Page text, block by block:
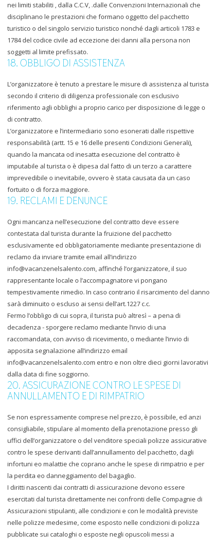
nei limiti stabiliti , dalla C.C.V, .dalle Convenzioni Internazionali che
disciplinano le prestazioni che formano oggetto del pacchetto
turistico o del singolo servizio turistico nonché dagli articoli 1783 e
1784 del codice civile ad eccezione dei danni alla persona non
soggetti al limite prefissato.
18. OBBLIGO DI ASSISTENZA
L’organizzatore è tenuto a prestare le misure di assistenza al turista
secondo il criterio di diligenza professionale con esclusivo
riferimento agli obblighi a proprio carico per disposizione di legge o
di contratto.
L’organizzatore e l’intermediario sono esonerati dalle rispettive
responsabilità (artt. 15 e 16 delle presenti Condizioni Generali),
quando la mancata od inesatta esecuzione del contratto è
imputabile al turista o è dipesa dal fatto di un terzo a carattere
imprevedibile o inevitabile, ovvero è stata causata da un caso
fortuito o di forza maggiore.
19. RECLAMI E DENUNCE
Ogni mancanza nell’esecuzione del contratto deve essere
contestata dal turista durante la fruizione del pacchetto
esclusivamente ed obbligatoriamente mediante presentazione di
reclamo da inviare tramite email all’indirizzo
info@vacanzenelsalento.com, affinché l’organizzatore, il suo
rappresentante locale o l’accompagnatore vi pongano
tempestivamente rimedio. In caso contrario il risarcimento del danno
sarà diminuito o escluso ai sensi dell’art.1227 c.c.
Fermo l’obbligo di cui sopra, il turista può altresì – a pena di
decadenza - sporgere reclamo mediante l’invio di una
raccomandata, con avviso di ricevimento, o mediante l’invio di
apposita segnalazione all’indirizzo email
info@vacanzenelsalento.com entro e non oltre dieci giorni lavorativi
dalla data di fine soggiorno.
20. ASSICURAZIONE CONTRO LE SPESE DI
ANNULLAMENTO E DI RIMPATRIO
Se non espressamente comprese nel prezzo, è possibile, ed anzi
consigliabile, stipulare al momento della prenotazione presso gli
uffici dell’organizzatore o del venditore speciali polizze assicurative
contro le spese derivanti dall’annullamento del pacchetto, dagli
infortuni eo malattie che coprano anche le spese di rimpatrio e per
la perdita eo danneggiamento del bagaglio.
I diritti nascenti dai contratti di assicurazione devono essere
esercitati dal turista direttamente nei confronti delle Compagnie di
Assicurazioni stipulanti, alle condizioni e con le modalità previste
nelle polizze medesime, come esposto nelle condizioni di polizza
pubblicate sui cataloghi o esposte negli opuscoli messi a